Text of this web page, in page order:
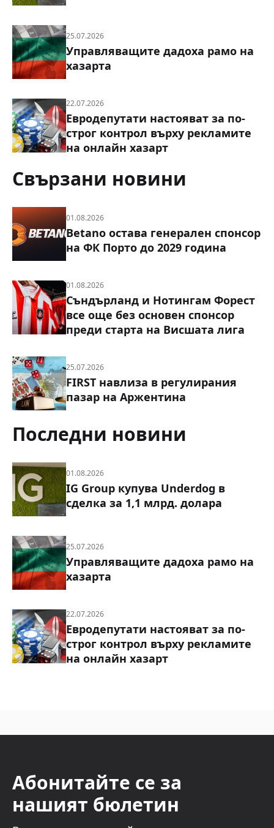
25.07.2026
Управляващите дадоха рамо на
хазарта
22.07.2026
Евродепутати настояват за по-
строг контрол върху рекламите
на онлайн хазарт
Свързани новини
01.08.2026
Betano остава генерален спонсор
на ФК Порто до 2029 година
01.08.2026
Съндърланд и Нотингам Форест
все още без основен спонсор
преди старта на Висшата лига
25.07.2026
FIRST навлиза в регулирания
пазар на Аржентина
Последни новини
01.08.2026
IG Group купува Underdog в
сделка за 1,1 млрд. долара
25.07.2026
Управляващите дадоха рамо на
хазарта
22.07.2026
Евродепутати настояват за по-
строг контрол върху рекламите
на онлайн хазарт
Абонитайте се за
нашият бюлетин